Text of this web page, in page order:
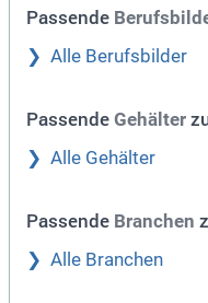
Passende
Alle Berufsbilder
Passende Gehälter
Alle Gehälter
Passende Branchen
Alle Branchen